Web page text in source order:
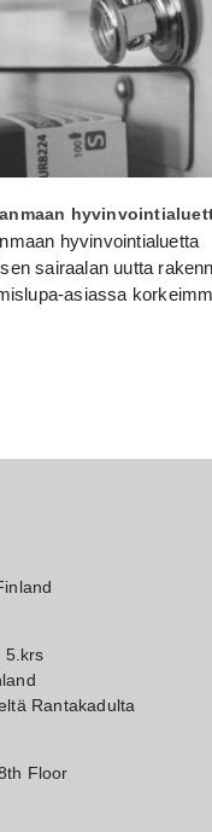
hyvinvointialuetta
sairaalan uutta
asiassa
5.krs
Rantakadulta
Floor